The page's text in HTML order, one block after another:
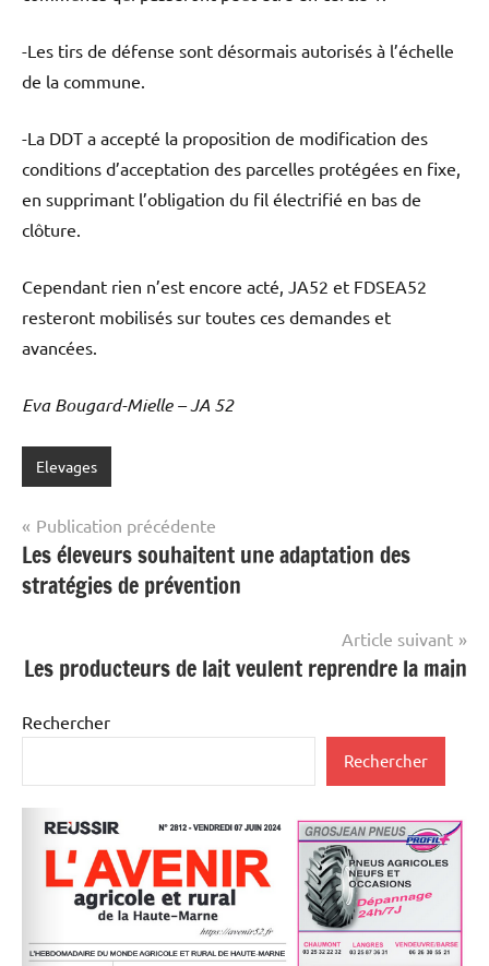
-Les tirs de défense sont désormais autorisés à l’échelle
de la commune.
-La DDT a accepté la proposition de modification des
conditions d’acceptation des parcelles protégées en fixe,
en supprimant l’obligation du fil électrifié en bas de
clôture.
Cependant rien n’est encore acté, JA52 et FDSEA52
resteront mobilisés sur toutes ces demandes et
avancées.
Eva Bougard-Mielle – JA 52
Elevages
Navigation
de
l’article
Publication précédente
Les éleveurs souhaitent une adaptation des
stratégies de prévention
Article suivant
Les producteurs de lait veulent reprendre la main
Rechercher
Rechercher